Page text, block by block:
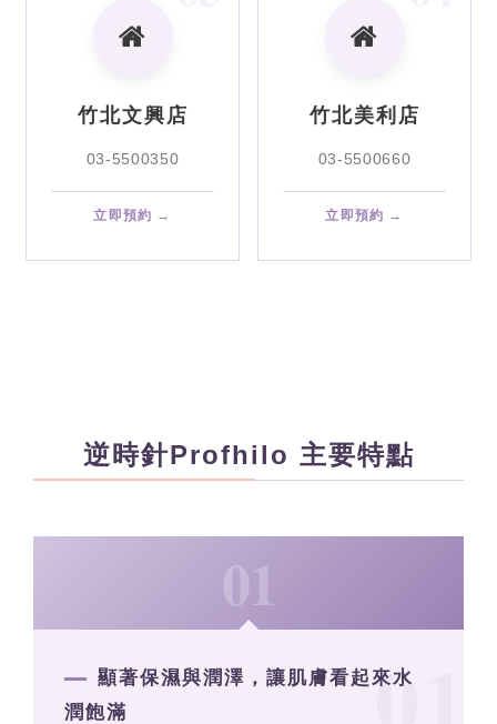
竹北文興店
03-5500350
立即預約 →
竹北美利店
03-5500660
立即預約 →
逆時針Profhilo 主要特點
01
顯著保濕與潤澤，讓肌膚看起來水
潤飽滿